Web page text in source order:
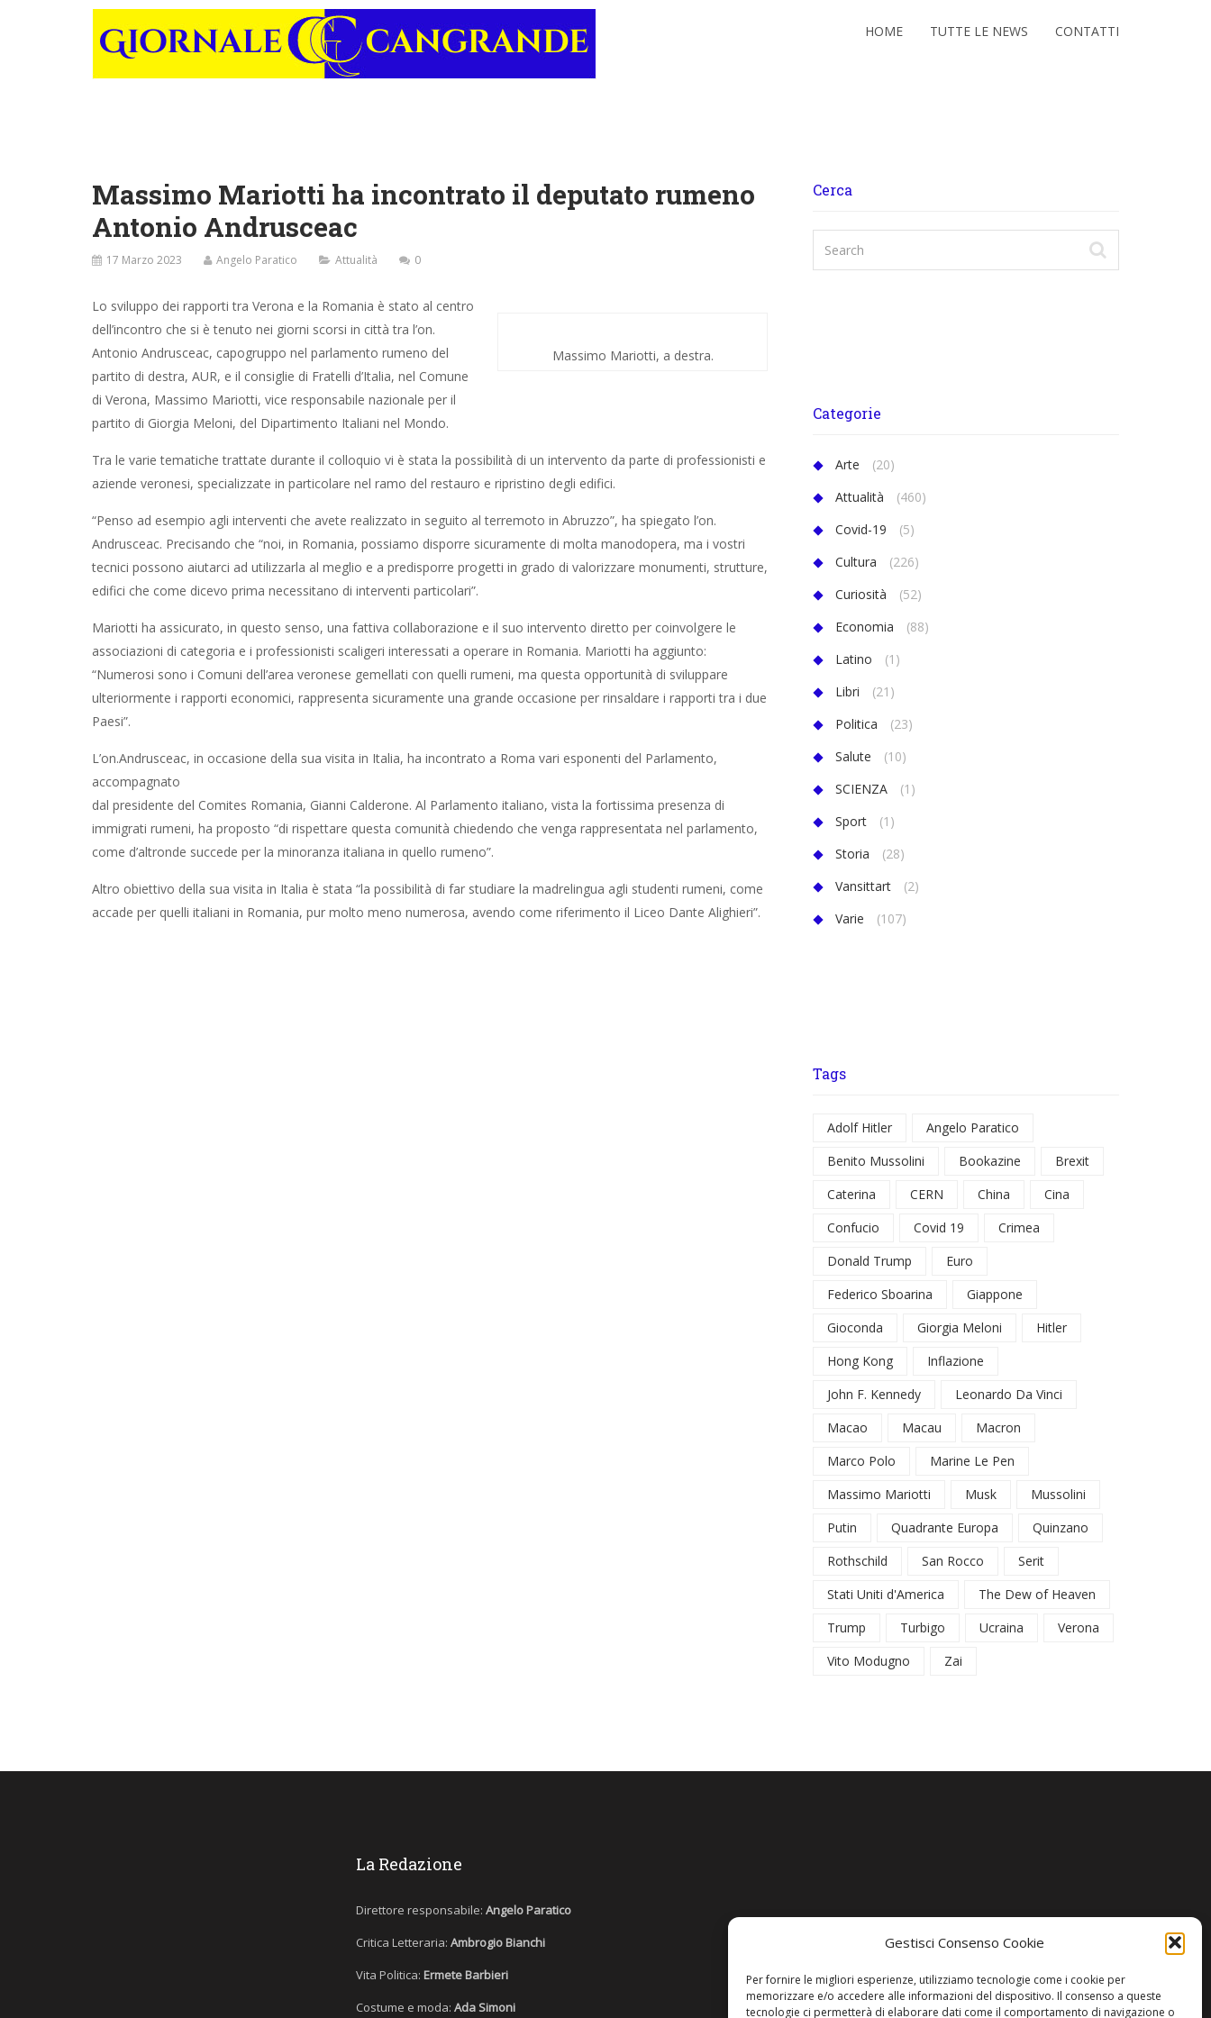
Gestisci Consenso Cookie
Per fornire le migliori esperienze, utilizziamo tecnologie come i cookie per
memorizzare e/o accedere alle informazioni del dispositivo. Il consenso a queste
tecnologie ci permetterà di elaborare dati come il comportamento di navigazione o
HOME TUTTE LE NEWS CONTATTI
Massimo Mariotti ha incontrato il deputato rumeno
Antonio Andrusceac
17 Marzo 2023 Angelo Paratico Attualità 0
Massimo Mariotti, a destra.
Lo sviluppo dei rapporti tra Verona e la Romania è stato al centro
dell’incontro che si è tenuto nei giorni scorsi in città tra l’on.
Antonio Andrusceac, capogruppo nel parlamento rumeno del
partito di destra, AUR, e il consiglie di Fratelli d’Italia, nel Comune
di Verona, Massimo Mariotti, vice responsabile nazionale per il
partito di Giorgia Meloni, del Dipartimento Italiani nel Mondo.
Tra le varie tematiche trattate durante il colloquio vi è stata la possibilità di un intervento da parte di professionisti e
aziende veronesi, specializzate in particolare nel ramo del restauro e ripristino degli edifici.
“Penso ad esempio agli interventi che avete realizzato in seguito al terremoto in Abruzzo”, ha spiegato l’on.
Andrusceac. Precisando che “noi, in Romania, possiamo disporre sicuramente di molta manodopera, ma i vostri
tecnici possono aiutarci ad utilizzarla al meglio e a predisporre progetti in grado di valorizzare monumenti, strutture,
edifici che come dicevo prima necessitano di interventi particolari”.
Mariotti ha assicurato, in questo senso, una fattiva collaborazione e il suo intervento diretto per coinvolgere le
associazioni di categoria e i professionisti scaligeri interessati a operare in Romania. Mariotti ha aggiunto:
“Numerosi sono i Comuni dell’area veronese gemellati con quelli rumeni, ma questa opportunità di sviluppare
ulteriormente i rapporti economici, rappresenta sicuramente una grande occasione per rinsaldare i rapporti tra i due
Paesi”.
L’on.Andrusceac, in occasione della sua visita in Italia, ha incontrato a Roma vari esponenti del Parlamento,
accompagnato
dal presidente del Comites Romania, Gianni Calderone. Al Parlamento italiano, vista la fortissima presenza di
immigrati rumeni, ha proposto “di rispettare questa comunità chiedendo che venga rappresentata nel parlamento,
come d’altronde succede per la minoranza italiana in quello rumeno”.
Altro obiettivo della sua visita in Italia è stata “la possibilità di far studiare la madrelingua agli studenti rumeni, come
accade per quelli italiani in Romania, pur molto meno numerosa, avendo come riferimento il Liceo Dante Alighieri”.
Cerca
Categorie
Arte
(20)
Attualità
(460)
Covid-19
(5)
Cultura
(226)
Curiosità
(52)
Economia
(88)
Latino
(1)
Libri
(21)
Politica
(23)
Salute
(10)
SCIENZA
(1)
Sport
(1)
Storia
(28)
Vansittart
(2)
Varie
(107)
Tags
Adolf Hitler
Angelo Paratico
Benito Mussolini
Bookazine
Brexit
Caterina
CERN China
Cina
Confucio
Covid 19
Crimea
Donald Trump
Euro
Federico Sboarina
Giappone
Gioconda
Giorgia Meloni
Hitler
Hong Kong
Inflazione
John F. Kennedy
Leonardo Da Vinci
Macao
Macau
Macron
Marco Polo
Marine Le Pen
Massimo Mariotti
Musk
Mussolini
Putin
Quadrante Europa
Quinzano
Rothschild
San Rocco
Serit
Stati Uniti d'America
The Dew of Heaven
Trump
Turbigo Ucraina
Verona
Vito Modugno
Zai
La Redazione
Direttore responsabile: Angelo Paratico
Critica Letteraria: Ambrogio Bianchi
Vita Politica: Ermete Barbieri
Costume e moda: Ada Simoni